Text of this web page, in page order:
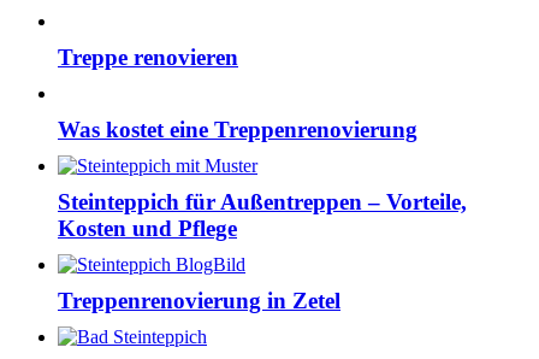
Treppe renovieren
Was kostet eine Treppenrenovierung
Steinteppich für Außentreppen – Vorteile,
Kosten und Pflege
Treppenrenovierung in Zetel